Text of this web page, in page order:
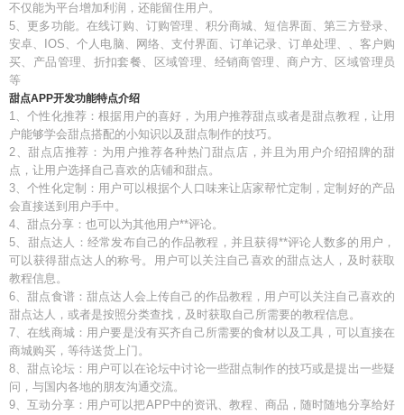
不仅能为平台增加利润，还能留住用户。
5、更多功能。在线订购、订购管理、积分商城、短信界面、第三方登录、
安卓、IOS、个人电脑、网络、支付界面、订单记录、订单处理、、客户购
买、产品管理、折扣套餐、区域管理、经销商管理、商户方、区域管理员
等
甜点APP开发功能特点介绍
1、个性化推荐：根据用户的喜好，为用户推荐甜点或者是甜点教程，让用
户能够学会甜点搭配的小知识以及甜点制作的技巧。
2、甜点店推荐：为用户推荐各种热门甜点店，并且为用户介绍招牌的甜
点，让用户选择自己喜欢的店铺和甜点。
3、个性化定制：用户可以根据个人口味来让店家帮忙定制，定制好的产品
会直接送到用户手中。
4、甜点分享：也可以为其他用户**评论。
5、甜点达人：经常发布自己的作品教程，并且获得**评论人数多的用户，
可以获得甜点达人的称号。用户可以关注自己喜欢的甜点达人，及时获取
教程信息。
6、甜点食谱：甜点达人会上传自己的作品教程，用户可以关注自己喜欢的
甜点达人，或者是按照分类查找，及时获取自己所需要的教程信息。
7、在线商城：用户要是没有买齐自己所需要的食材以及工具，可以直接在
商城购买，等待送货上门。
8、甜点论坛：用户可以在论坛中讨论一些甜点制作的技巧或是提出一些疑
问，与国内各地的朋友沟通交流。
9、互动分享：用户可以把APP中的资讯、教程、商品，随时随地分享给好